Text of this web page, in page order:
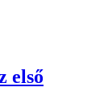
első